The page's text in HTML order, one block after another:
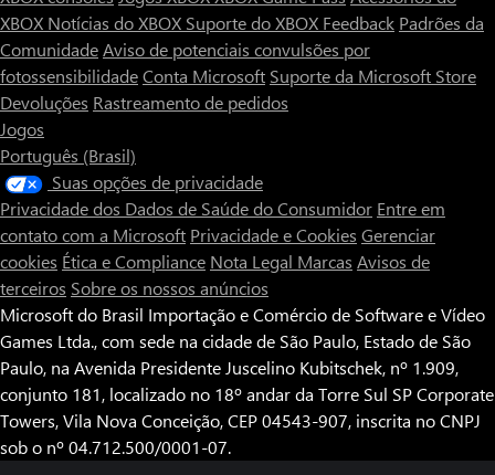
XBOX Notícias do XBOX Suporte do XBOX Feedback Padrões da
ComunidadeAviso de potenciais convulsões por
fotossensibilidadeConta Microsoft Suporte da Microsoft Store
Devoluções Rastreamento de pedidos
Jogos
Português (Brasil)
Suas opções de privacidade
Privacidade dos Dados de Saúde do Consumidor Entre em
contato com a Microsoft Privacidade e Cookies Gerenciar
cookies Ética e Compliance Nota Legal Marcas Avisos de
terceiros Sobre os nossos anúncios
Microsoft do Brasil Importação e Comércio de Software e Vídeo
Games Ltda., com sede na cidade de São Paulo, Estado de São
Paulo, na Avenida Presidente Juscelino Kubitschek, nº 1.909,
conjunto 181, localizado no 18º andar da Torre Sul SP Corporate
Towers, Vila Nova Conceição, CEP 04543-907, inscrita no CNPJ
sob o nº 04.712.500/0001-07.